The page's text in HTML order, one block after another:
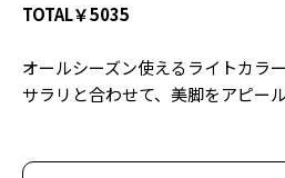
TOTAL￥5035
オールシーズン使えるライトカラ
サラリと合わせて、美脚をアピー